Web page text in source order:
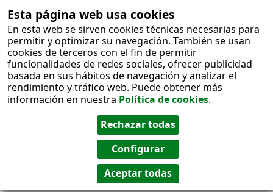
Esta página web usa cookies
En esta web se sirven cookies técnicas necesarias para
permitir y optimizar su navegación. También se usan
cookies de terceros con el fin de permitir
funcionalidades de redes sociales, ofrecer publicidad
basada en sus hábitos de navegación y analizar el
rendimiento y tráfico web. Puede obtener más
información en nuestra Política de cookies.